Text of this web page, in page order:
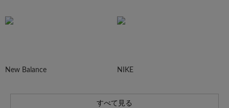
New Balance NIKE
すべて見る